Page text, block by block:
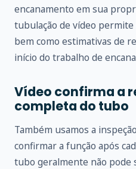
encanamento em sua
tubulação de vídeo
bem como estimativas de
início do trabalho de
Vídeo confirma a
completa do tubo
Também usamos a
confirmar a função após
tubo geralmente não pode